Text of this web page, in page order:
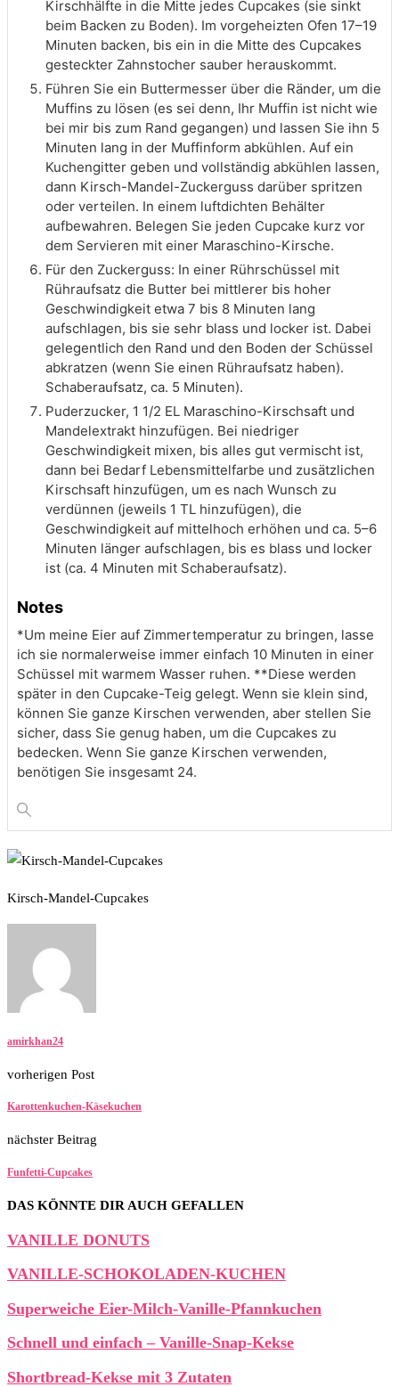
Kirschhälfte in die Mitte jedes Cupcakes (sie sinkt
beim Backen zu Boden). Im vorgeheizten Ofen 17–19
Minuten backen, bis ein in die Mitte des Cupcakes
gesteckter Zahnstocher sauber herauskommt.
Führen Sie ein Buttermesser über die Ränder, um die
Muffins zu lösen (es sei denn, Ihr Muffin ist nicht wie
bei mir bis zum Rand gegangen) und lassen Sie ihn 5
Minuten lang in der Muffinform abkühlen. Auf ein
Kuchengitter geben und vollständig abkühlen lassen,
dann Kirsch-Mandel-Zuckerguss darüber spritzen
oder verteilen. In einem luftdichten Behälter
aufbewahren. Belegen Sie jeden Cupcake kurz vor
dem Servieren mit einer Maraschino-Kirsche.
Für den Zuckerguss: In einer Rührschüssel mit
Rühraufsatz die Butter bei mittlerer bis hoher
Geschwindigkeit etwa 7 bis 8 Minuten lang
aufschlagen, bis sie sehr blass und locker ist. Dabei
gelegentlich den Rand und den Boden der Schüssel
abkratzen (wenn Sie einen Rühraufsatz haben).
Schaberaufsatz, ca. 5 Minuten).
Puderzucker, 1 1/2 EL Maraschino-Kirschsaft und
Mandelextrakt hinzufügen. Bei niedriger
Geschwindigkeit mixen, bis alles gut vermischt ist,
dann bei Bedarf Lebensmittelfarbe und zusätzlichen
Kirschsaft hinzufügen, um es nach Wunsch zu
verdünnen (jeweils 1 TL hinzufügen), die
Geschwindigkeit auf mittelhoch erhöhen und ca. 5–6
Minuten länger aufschlagen, bis es blass und locker
ist (ca. 4 Minuten mit Schaberaufsatz).
Notes
*Um meine Eier auf Zimmertemperatur zu bringen, lasse
ich sie normalerweise immer einfach 10 Minuten in einer
Schüssel mit warmem Wasser ruhen. **Diese werden
später in den Cupcake-Teig gelegt. Wenn sie klein sind,
können Sie ganze Kirschen verwenden, aber stellen Sie
sicher, dass Sie genug haben, um die Cupcakes zu
bedecken. Wenn Sie ganze Kirschen verwenden,
benötigen Sie insgesamt 24.
Kirsch-Mandel-Cupcakes
amirkhan24
vorherigen Post
Karottenkuchen-Käsekuchen
nächster Beitrag
Funfetti-Cupcakes
DAS KÖNNTE DIR AUCH GEFALLEN
VANILLE DONUTS
VANILLE-SCHOKOLADEN-KUCHEN
Superweiche Eier-Milch-Vanille-Pfannkuchen
Schnell und einfach – Vanille-Snap-Kekse
Shortbread-Kekse mit 3 Zutaten